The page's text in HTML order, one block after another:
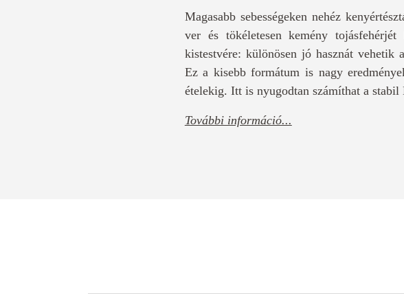
Magasabb sebességeken nehéz
ver és tökéletesen kemény
kistestvére: különösen jó hasznát vehetik
Ez a kisebb formátum is nagy
ételekig. Itt is nyugodtan számíthat a
További információ...